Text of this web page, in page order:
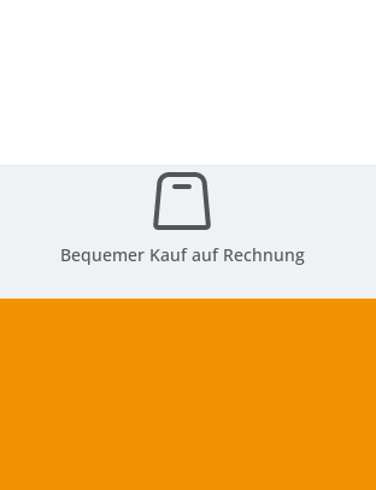
Bequemer Kauf auf Rechnung